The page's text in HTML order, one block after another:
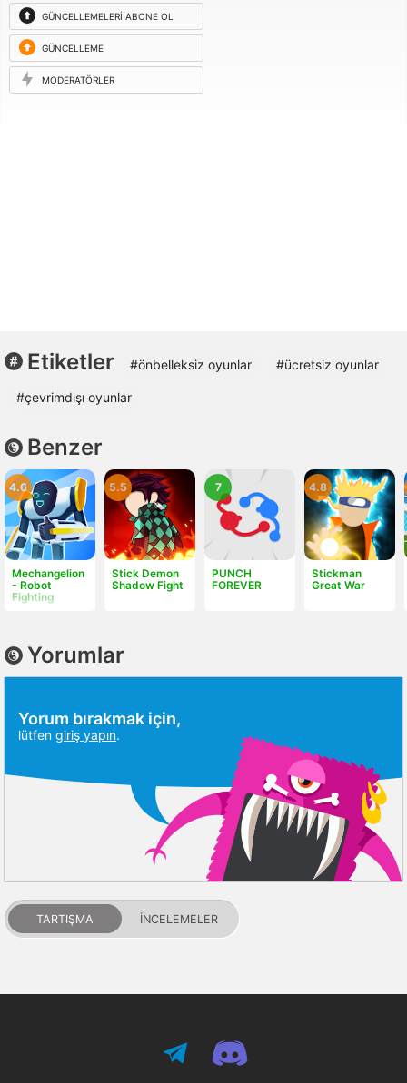
GÜNCELLEMELERI ABONE OL
GÜNCELLEME
ISTEĞI
MODERATÖRLER
Etiketler #önbelleksiz oyunlar #ücretsiz oyunlar
#çevrimdışı oyunlar
Benzer
Mechangelion
- Robot
Fighting
4.6
Stick Demon
Shadow Fight
5.5
PUNCH
FOREVER
7
Stickman
Great War
4.8
Yorumlar
Yorum bırakmak için,
lütfen giriş yapın.
TARTIŞMA İNCELEMELER